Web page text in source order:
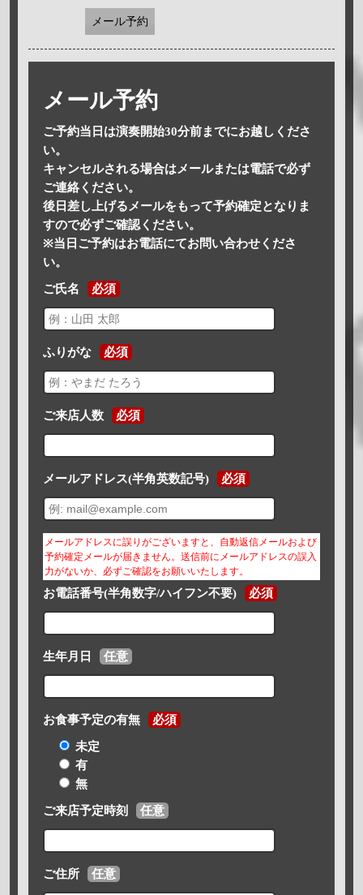
メール予約
メール予約
ご予約当日は演奏開始30分前までにお越しくださ
い。
キャンセルされる場合はメールまたは電話で必ず
ご連絡ください。
後日差し上げるメールをもって予約確定となりま
すので必ずご確認ください。
※当日ご予約はお電話にてお問い合わせくださ
い。
ご氏名 必須
ふりがな 必須
ご来店人数 必須
メールアドレス(半角英数記号) 必須
メールアドレスに誤りがございますと、自動返信メールおよび
予約確定メールが届きません。送信前にメールアドレスの誤入
力がないか、必ずご確認をお願いいたします。
お電話番号(半角数字/ハイフン不要) 必須
生年月日 任意
お食事予定の有無 必須
未定
有
無
ご来店予定時刻 任意
ご住所 任意